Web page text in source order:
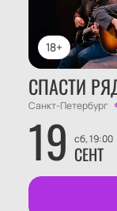
18+
СПАСТИ
Санкт-Петербург
19 сб, 19:00
СЕНТ